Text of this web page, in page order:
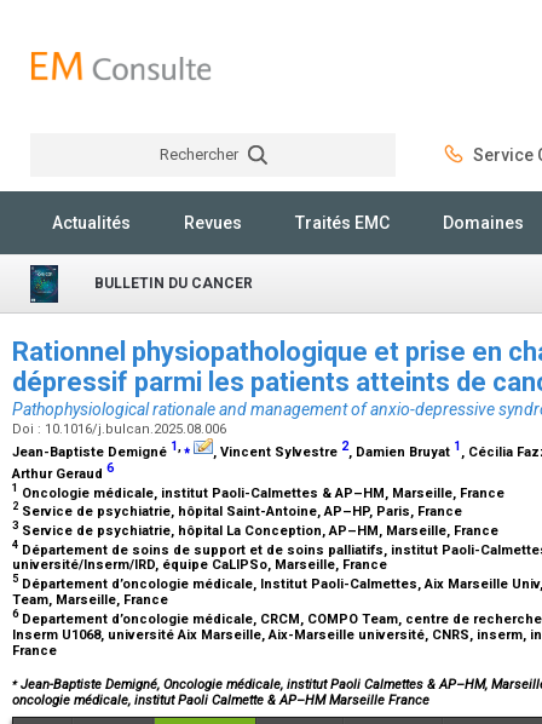
Rechercher Service
Actualités Revues Traités EMC Domaines
BULLETIN DU CANCER
Rationnel physiopathologique et prise en
dépressif parmi les patients atteints de
Pathophysiological rationale and management of anxio-depressive
Doi : 10.1016/j.bulcan.2025.08.006
Jean-Baptiste Demigné 1,⁎ , Vincent Sylvestre 2, Damien Bruyat 1 , Cécilia
Arthur Geraud 6
1 Oncologie médicale, institut Paoli-Calmettes & AP–HM, Marseille, France
2 Service de psychiatrie, hôpital Saint-Antoine, AP–HP, Paris, France
3 Service de psychiatrie, hôpital La Conception, AP–HM, Marseille, France
4 Département de soins de support et de soins palliatifs, institut Paoli-
université/Inserm/IRD, équipe CaLIPSo, Marseille, France
5 Département d’oncologie médicale, Institut Paoli-Calmettes, Aix Marseille
Team, Marseille, France
6Departement d’oncologie médicale, CRCM, COMPO Team, centre de
Inserm U1068, université Aix Marseille, Aix-Marseille université, CNRS, inserm,
France
⁎Jean-Baptiste Demigné, Oncologie médicale, institut Paoli Calmettes & AP–HM,
oncologie médicale, institut Paoli Calmette & AP–HM Marseille France